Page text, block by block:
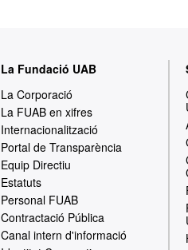
La Fundació UAB
La Corporació
La FUAB en xifres
Internacionalització
Portal de Transparència
Equip Directiu
Estatuts
Personal FUAB
Contractació Pública
Canal intern d'informació